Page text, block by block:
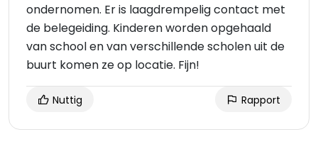
ondernomen. Er is laagdrempelig contact met
de belegeiding. Kinderen worden opgehaald
van school en van verschillende scholen uit de
buurt komen ze op locatie. Fijn!
Nuttig Rapport